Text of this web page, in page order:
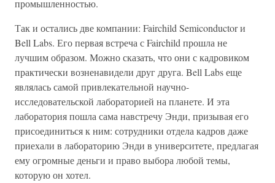
промышленностью.
Так и остались две компании: Fairchild Semiconductor и
Bell Labs. Его первая встреча с Fairchild прошла не
лучшим образом. Можно сказать, что они с кадровиком
практически возненавидели друг друга. Bell Labs еще
являлась самой привлекательной научно-
исследовательской лабораторией на планете. И эта
лаборатория пошла сама навстречу Энди, призывая его
присоединиться к ним: сотрудники отдела кадров даже
приехали в лабораторию Энди в университете, предлагая
ему огромные деньги и право выбора любой темы,
которую он хотел.